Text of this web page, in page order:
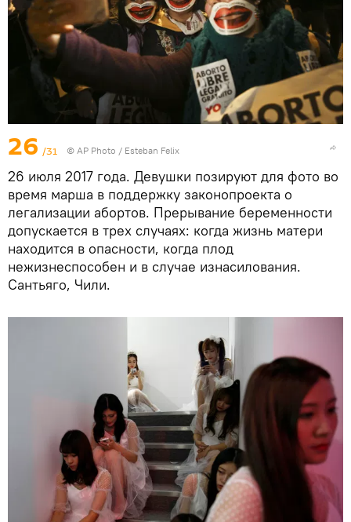
26 /31 © AP Photo / Esteban Felix
26 июля 2017 года. Девушки позируют для фото во
время марша в поддержку законопроекта о
легализации абортов. Прерывание беременности
допускается в трех случаях: когда жизнь матери
находится в опасности, когда плод
нежизнеспособен и в случае изнасилования.
Сантьяго, Чили.